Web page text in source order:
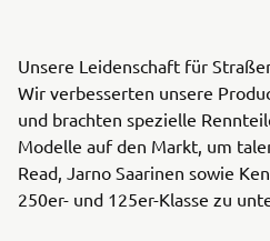
Unsere Leidenschaft für
Wir verbesserten unsere
und brachten spezielle
Modelle auf den Markt, um
Read, Jarno Saarinen sowie
250er- und 125er-Klasse zu